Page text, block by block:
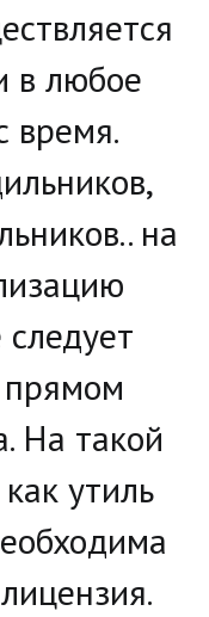
в любое
время.
на
прямом
На такой
утиль